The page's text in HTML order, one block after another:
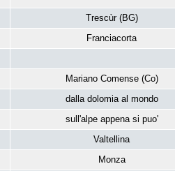
Trescùr (BG)
Franciacorta
Mariano Comense (Co)
dalla dolomia al mondo
sull'alpe appena si puo'
Valtellina
Monza